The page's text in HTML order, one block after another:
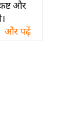
और
और पढ़ें